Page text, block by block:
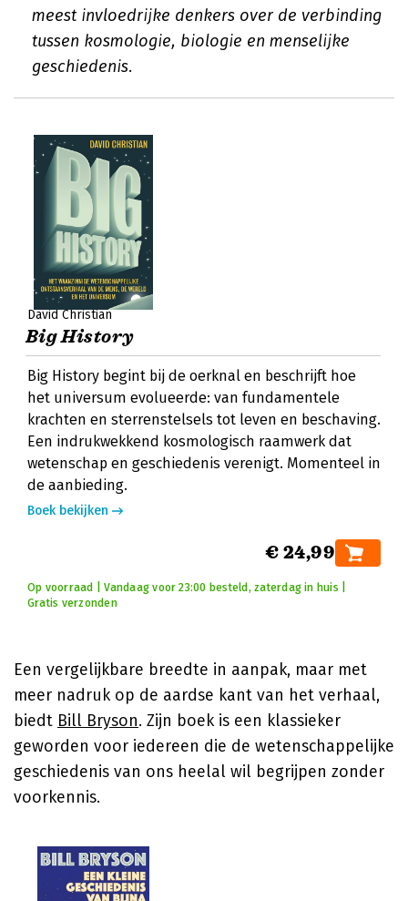
meest invloedrijke denkers over de verbinding
tussen kosmologie, biologie en menselijke
geschiedenis.
David Christian
Big History
Big History begint bij de oerknal en beschrijft hoe
het universum evolueerde: van fundamentele
krachten en sterrenstelsels tot leven en beschaving.
Een indrukwekkend kosmologisch raamwerk dat
wetenschap en geschiedenis verenigt. Momenteel in
de aanbieding.
Boek bekijken
€ 24,99
Op voorraad | Vandaag voor 23:00 besteld, zaterdag in huis |
Gratis verzonden
Een vergelijkbare breedte in aanpak, maar met
meer nadruk op de aardse kant van het verhaal,
biedt Bill Bryson. Zijn boek is een klassieker
geworden voor iedereen die de wetenschappelijke
geschiedenis van ons heelal wil begrijpen zonder
voorkennis.